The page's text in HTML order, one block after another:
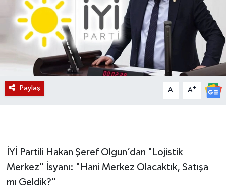
Paylaş A- A+
İYİ Partili Hakan Şeref Olgun’dan "Lojistik
Merkez" İsyanı: "Hani Merkez Olacaktık, Satışa
mı Geldik?"